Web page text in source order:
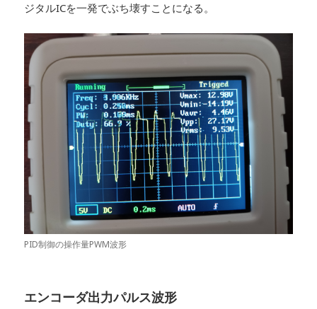
ジタルICを一発でぶち壊すことになる。
PID制御の操作量PWM波形
エンコーダ出力パルス波形